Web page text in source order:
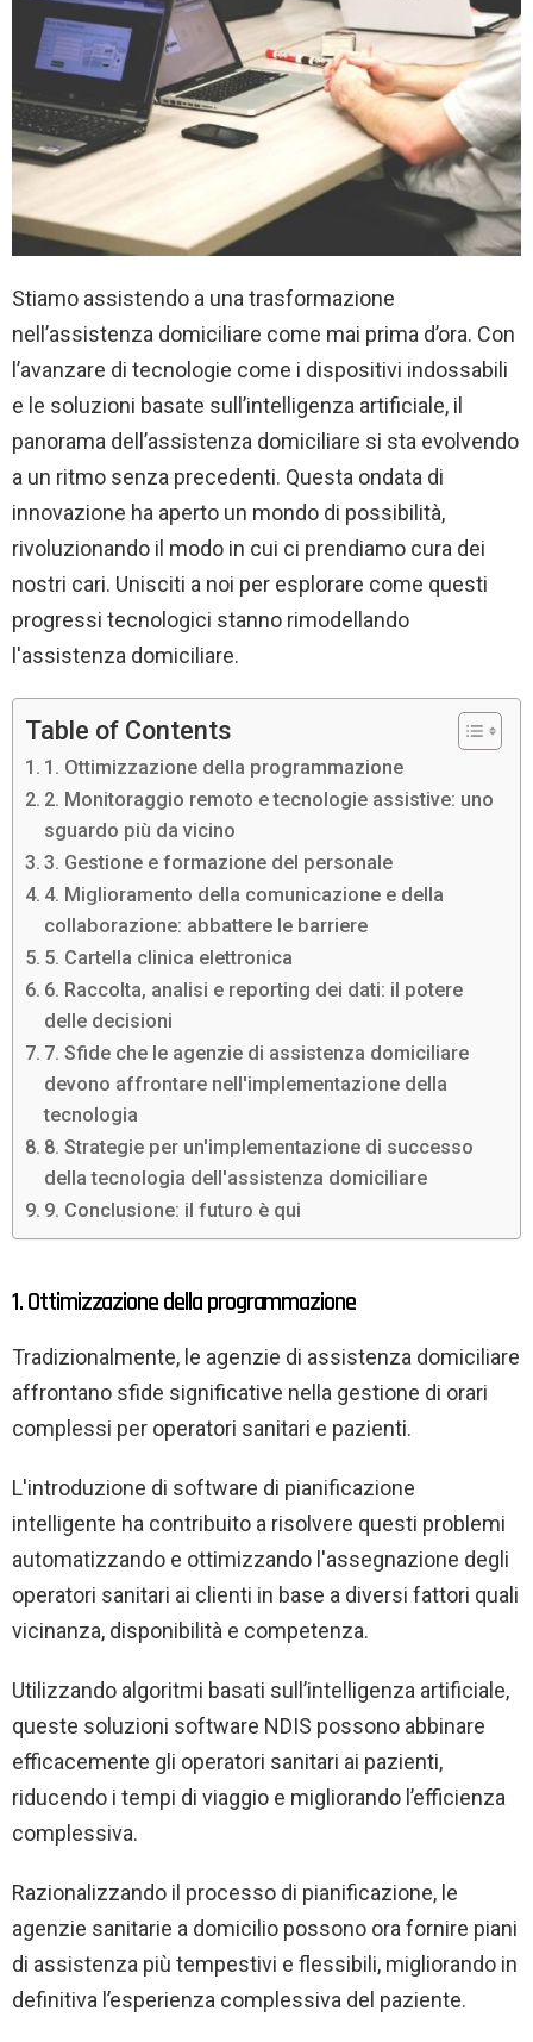
Stiamo assistendo a una trasformazione
nell’assistenza domiciliare come mai prima d’ora. Con
l’avanzare di tecnologie come i dispositivi indossabili
e le soluzioni basate sull’intelligenza artificiale, il
panorama dell’assistenza domiciliare si sta evolvendo
a un ritmo senza precedenti. Questa ondata di
innovazione ha aperto un mondo di possibilità,
rivoluzionando il modo in cui ci prendiamo cura dei
nostri cari. Unisciti a noi per esplorare come questi
progressi tecnologici stanno rimodellando
l'assistenza domiciliare.
Table of Contents
1. Ottimizzazione della programmazione
2. Monitoraggio remoto e tecnologie assistive: uno
sguardo più da vicino
3. Gestione e formazione del personale
4. Miglioramento della comunicazione e della
collaborazione: abbattere le barriere
5. Cartella clinica elettronica
6. Raccolta, analisi e reporting dei dati: il potere
delle decisioni
7. Sfide che le agenzie di assistenza domiciliare
devono affrontare nell'implementazione della
tecnologia
8. Strategie per un'implementazione di successo
della tecnologia dell'assistenza domiciliare
9. Conclusione: il futuro è qui
1. Ottimizzazione della programmazione
Tradizionalmente, le agenzie di assistenza domiciliare
affrontano sfide significative nella gestione di orari
complessi per operatori sanitari e pazienti.
L'introduzione di software di pianificazione
intelligente ha contribuito a risolvere questi problemi
automatizzando e ottimizzando l'assegnazione degli
operatori sanitari ai clienti in base a diversi fattori quali
vicinanza, disponibilità e competenza.
Utilizzando algoritmi basati sull’intelligenza artificiale,
queste soluzioni software NDIS possono abbinare
efficacemente gli operatori sanitari ai pazienti,
riducendo i tempi di viaggio e migliorando l’efficienza
complessiva.
Razionalizzando il processo di pianificazione, le
agenzie sanitarie a domicilio possono ora fornire piani
di assistenza più tempestivi e flessibili, migliorando in
definitiva l’esperienza complessiva del paziente.